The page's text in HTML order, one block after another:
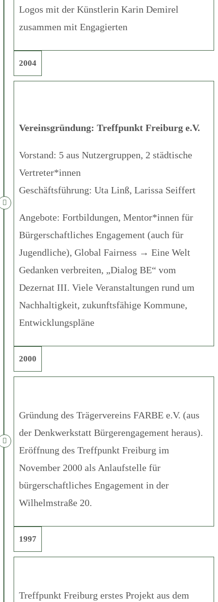
Logos mit der Künstlerin Karin Demirel
zusammen mit Engagierten
Vereinsgründung: Treffpunkt Freiburg e.V.
Vorstand: 5 aus Nutzergruppen, 2 städtische
Vertreter*innen
Geschäftsführung: Uta Linß, Larissa Seiffert
Angebote: Fortbildungen, Mentor*innen für
Bürgerschaftliches Engagement (auch für
Jugendliche), Global Fairness → Eine Welt
Gedanken verbreiten, „Dialog BE“ vom
Dezernat III. Viele Veranstaltungen rund um
Nachhaltigkeit, zukunftsfähige Kommune,
Entwicklungspläne
2004
Gründung des Trägervereins FARBE e.V. (aus
der Denkwerkstatt Bürgerengagement heraus).
Eröffnung des Treffpunkt Freiburg im
November 2000 als Anlaufstelle für
bürgerschaftliches Engagement in der
Wilhelmstraße 20.
2000
Treffpunkt Freiburg erstes Projekt aus dem
1997